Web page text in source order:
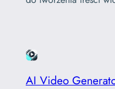
AI Video